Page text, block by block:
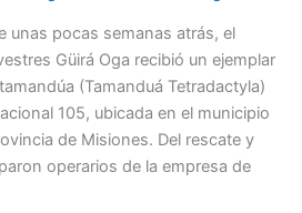
unas pocas semanas atrás, el
Güirá Oga recibió un ejemplar
(Tamanduá Tetradactyla)
105, ubicada en el municipio
de Misiones. Del rescate y
operarios de la empresa de